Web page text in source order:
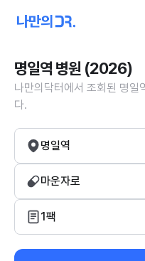
명일역 병원 (2026)
나만의닥터에서 조회된 명일
다.
명일역
마운자로
1팩